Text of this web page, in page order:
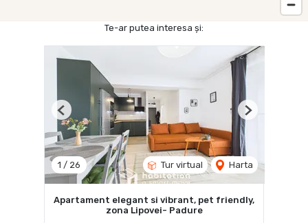
Te-ar putea interesa și:
1 / 26 Tur virtual Harta
Previous Next
Apartament elegant si vibrant, pet friendly,
zona Lipovei- Padure